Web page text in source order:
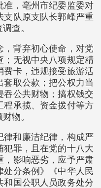
准，亳州市纪委监委对
支队原支队长郭峰严重
查。
，背弃初心使命，对党
；无视中央八项规定精
费卡，违规接受旅游活
取公款；把公权力当
吞公共财物；搞权钱交
程承揽、资金拨付等方
物。
律和廉洁纪律，构成严
犯罪，且在党的十八大
，影响恶劣，应予严肃
处分条例》《中华人民
和国公职人员政务处分